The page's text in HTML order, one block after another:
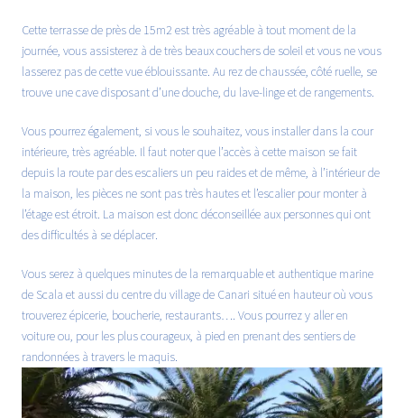
Cette terrasse de près de 15m2 est très agréable à tout moment de la
journée, vous assisterez à de très beaux couchers de soleil et vous ne vous
lasserez pas de cette vue éblouissante. Au rez de chaussée, côté ruelle, se
trouve une cave disposant d’une douche, du lave-linge et de rangements.
Vous pourrez également, si vous le souhaitez, vous installer dans la cour
intérieure, très agréable. Il faut noter que l’accès à cette maison se fait
depuis la route par des escaliers un peu raides et de même, à l’intérieur de
la maison, les pièces ne sont pas très hautes et l’escalier pour monter à
l’étage est étroit. La maison est donc déconseillée aux personnes qui ont
des difficultés à se déplacer.
Vous serez à quelques minutes de la remarquable et authentique marine
de Scala et aussi du centre du village de Canari situé en hauteur où vous
trouverez épicerie, boucherie, restaurants…. Vous pourrez y aller en
voiture ou, pour les plus courageux, à pied en prenant des sentiers de
randonnées à travers le maquis.